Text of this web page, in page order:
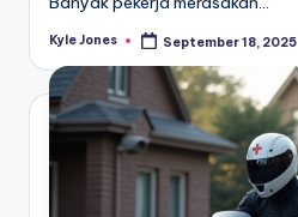
Posted
Kyle Jones September 18, 2025